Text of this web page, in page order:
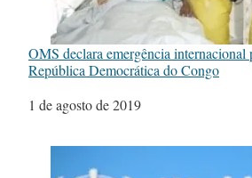
OMS declara emergência internacional
República Democrática do Congo
Data
1 de agosto de 2019